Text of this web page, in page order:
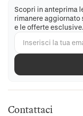
Scopri in anteprima
rimanere
e le offerte esclusive.
Contattaci